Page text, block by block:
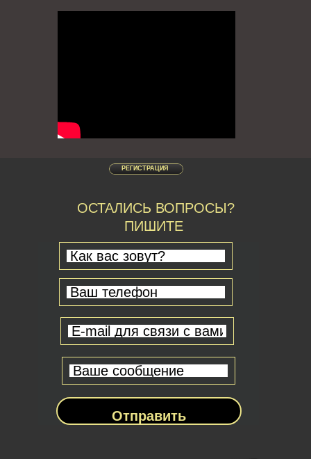
Отправить
РЕГИСТРАЦИЯ
ОСТАЛИСЬ ВОПРОСЫ?
ПИШИТЕ